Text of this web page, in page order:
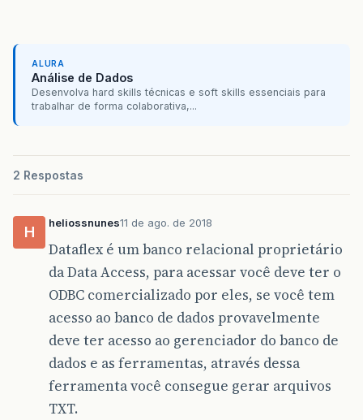
ALURA
Análise de Dados
Desenvolva hard skills técnicas e soft skills essenciais para
trabalhar de forma colaborativa,...
2 Respostas
H
heliossnunes11 de ago. de 2018
Dataflex é um banco relacional proprietário
da Data Access, para acessar você deve ter o
ODBC comercializado por eles, se você tem
acesso ao banco de dados provavelmente
deve ter acesso ao gerenciador do banco de
dados e as ferramentas, através dessa
ferramenta você consegue gerar arquivos
TXT.